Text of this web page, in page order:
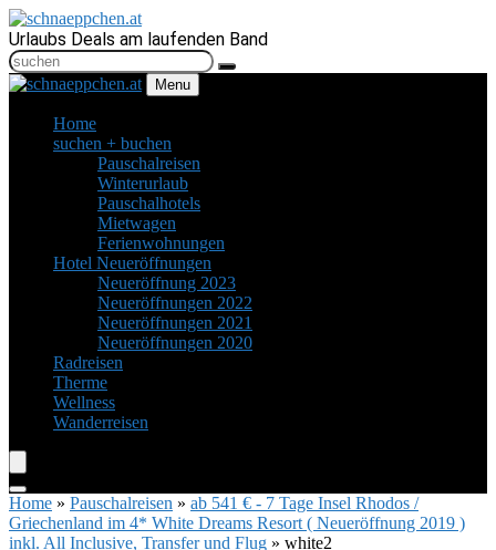
Urlaubs Deals am laufenden Band
Menu
Home
suchen + buchen
Pauschalreisen
Winterurlaub
Pauschalhotels
Mietwagen
Ferienwohnungen
Hotel Neueröffnungen
Neueröffnung 2023
Neueröffnungen 2022
Neueröffnungen 2021
Neueröffnungen 2020
Radreisen
Therme
Wellness
Wanderreisen
Home » Pauschalreisen » ab 541 € - 7 Tage Insel Rhodos /
Griechenland im 4* White Dreams Resort ( Neueröffnung 2019 )
inkl. All Inclusive, Transfer und Flug » white2